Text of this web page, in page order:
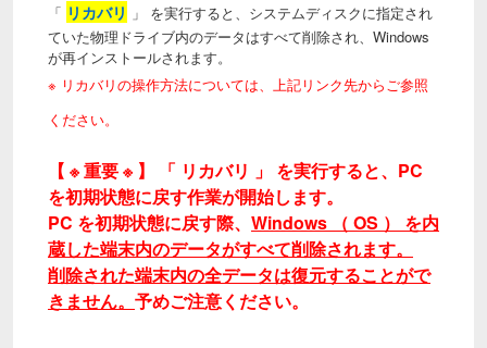
「 リカバリ 」 を実行すると、システムディスクに指定され
ていた物理ドライブ内のデータはすべて削除され、Windows
が再インストールされます。
※ リカバリの操作方法については、上記リンク先からご参照
ください。
【 ※ 重要 ※ 】 「 リカバリ 」 を実行すると、PC
を初期状態に戻す作業が開始します。
PC を初期状態に戻す際、 Windows （ OS ） を内
蔵した端末内のデータがすべて削除されます。
削除された端末内の全データは復元することがで
きません。 予めご注意ください。